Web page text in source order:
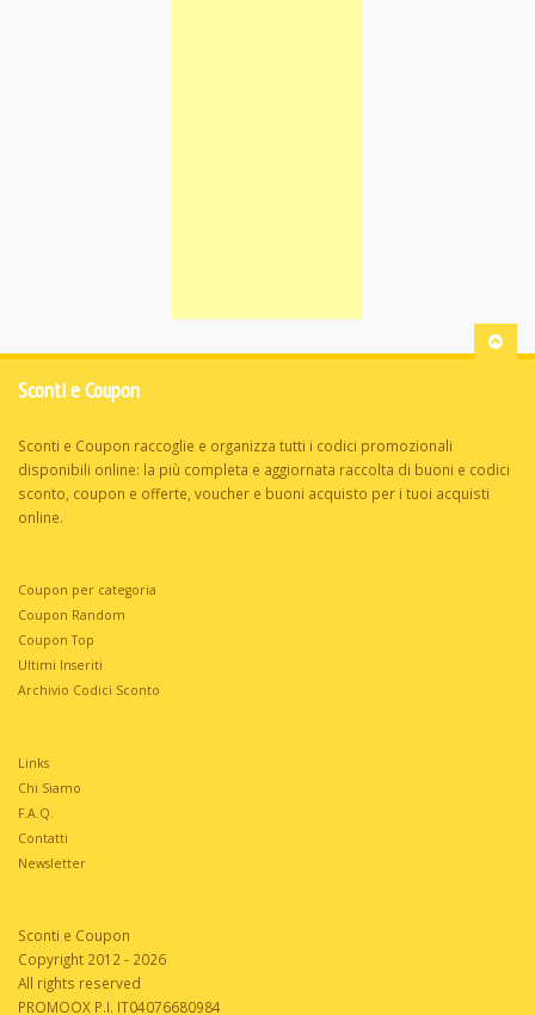
Sconti e Coupon
Sconti e Coupon raccoglie e organizza tutti i codici promozionali
disponibili online: la più completa e aggiornata raccolta di buoni e codici
sconto, coupon e offerte, voucher e buoni acquisto per i tuoi acquisti
online.
Coupon per categoria
Coupon Random
Coupon Top
Ultimi Inseriti
Archivio Codici Sconto
Links
Chi Siamo
F.A.Q.
Contatti
Newsletter
Sconti e Coupon
Copyright 2012 - 2026
All rights reserved
PROMOOX P.I. IT04076680984